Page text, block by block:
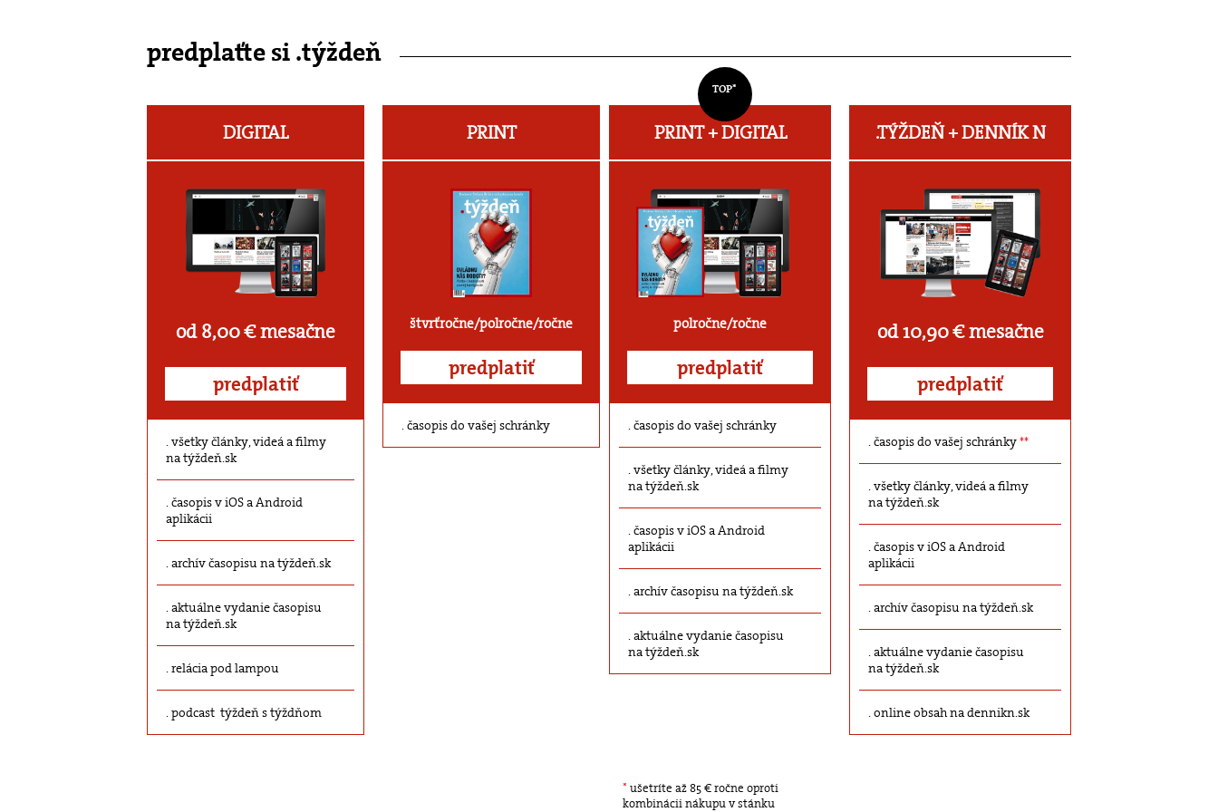
predplaťte si .týždeň
DIGITAL
od 8,00 € mesačne
predplatiť
všetky články, videá a filmy
na týždeň.sk
časopis v iOS a Android
aplikácii
archív časopisu na týždeň.sk
aktuálne vydanie časopisu
na týždeň.sk
relácia pod lampou
podcast týždeň s týždňom
PRINT
štvrťročne/polročne/ročne
predplatiť
časopis do vašej schránky
TOP*
PRINT + DIGITAL
polročne/ročne
predplatiť
časopis do vašej schránky
všetky články, videá a filmy
na týždeň.sk
časopis v iOS a Android
aplikácii
archív časopisu na týždeň.sk
aktuálne vydanie časopisu
na týždeň.sk
.TÝŽDEŇ +DENNÍK N
od 10,90 € mesačne
predplatiť
časopis do vašej schránky**
všetky články, videá a filmy
na týždeň.sk
časopis v iOS a Android
aplikácii
archív časopisu na týždeň.sk
aktuálne vydanie časopisu
na týždeň.sk
online obsah na dennikn.sk
* ušetríte až 85 € ročne oproti
kombinácii nákupu v stánku